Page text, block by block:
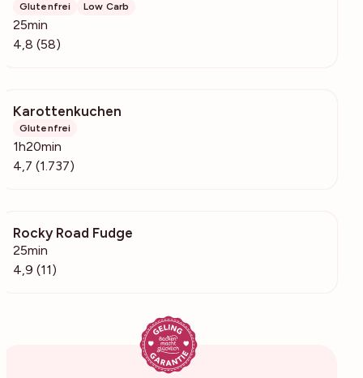
Glutenfrei Low Carb
25min
4,8 (58)
Karottenkuchen
Glutenfrei
1h20min
4,7 (1.737)
Rocky Road Fudge
25min
4,9 (11)